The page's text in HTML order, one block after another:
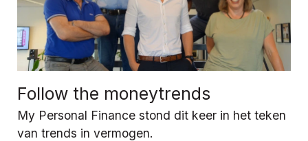
Follow the moneytrends
My Personal Finance stond dit keer in het teken
van trends in vermogen.